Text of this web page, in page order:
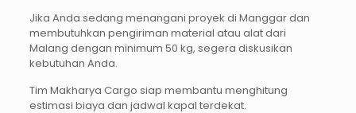
Jika Anda sedang menangani proyek di Manggar dan
membutuhkan pengiriman material atau alat dari
Malang dengan minimum 50 kg, segera diskusikan
kebutuhan Anda.
Tim Makharya Cargo siap membantu menghitung
estimasi biaya dan jadwal kapal terdekat.